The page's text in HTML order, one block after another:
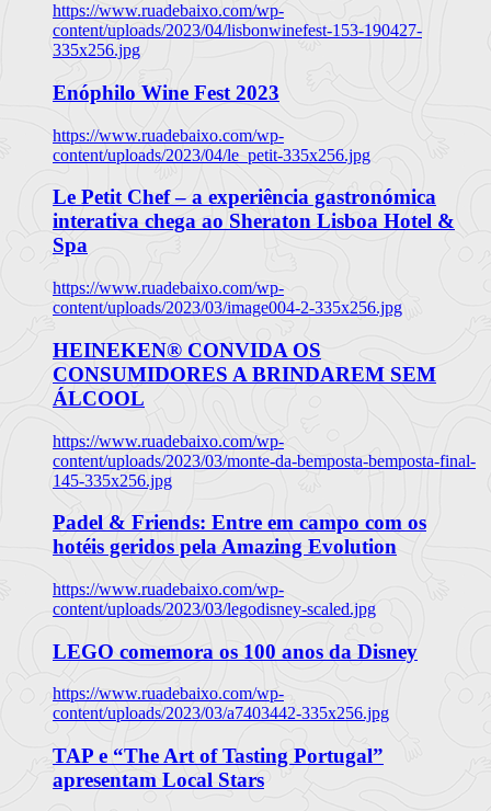
https://www.ruadebaixo.com/wp-
content/uploads/2023/04/lisbonwinefest-153-190427-
335x256.jpg
Enóphilo Wine Fest 2023
https://www.ruadebaixo.com/wp-
content/uploads/2023/04/le_petit-335x256.jpg
Le Petit Chef – a experiência gastronómica
interativa chega ao Sheraton Lisboa Hotel &
Spa
https://www.ruadebaixo.com/wp-
content/uploads/2023/03/image004-2-335x256.jpg
HEINEKEN® CONVIDA OS
CONSUMIDORES A BRINDAREM SEM
ÁLCOOL
https://www.ruadebaixo.com/wp-
content/uploads/2023/03/monte-da-bemposta-bemposta-final-
145-335x256.jpg
Padel & Friends: Entre em campo com os
hotéis geridos pela Amazing Evolution
https://www.ruadebaixo.com/wp-
content/uploads/2023/03/legodisney-scaled.jpg
LEGO comemora os 100 anos da Disney
https://www.ruadebaixo.com/wp-
content/uploads/2023/03/a7403442-335x256.jpg
TAP e “The Art of Tasting Portugal”
apresentam Local Stars